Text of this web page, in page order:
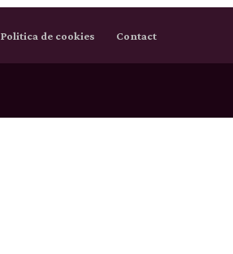
Politica de cookies Contact